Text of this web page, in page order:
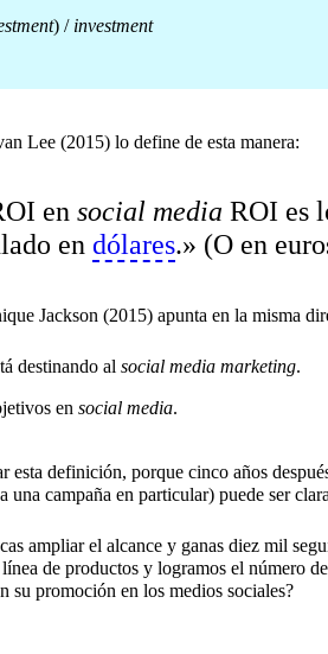
) / investment
Lee (2015) lo define de esta manera:
en social media ROI es
en dólares.» (O en
Jackson (2015) apunta en la misma
destinando al social media marketing.
en social media.
esta definición, porque cinco años
una campaña en particular) puede ser
ampliar el alcance y ganas diez mil
de productos y logramos el número
su promoción en los medios sociales?